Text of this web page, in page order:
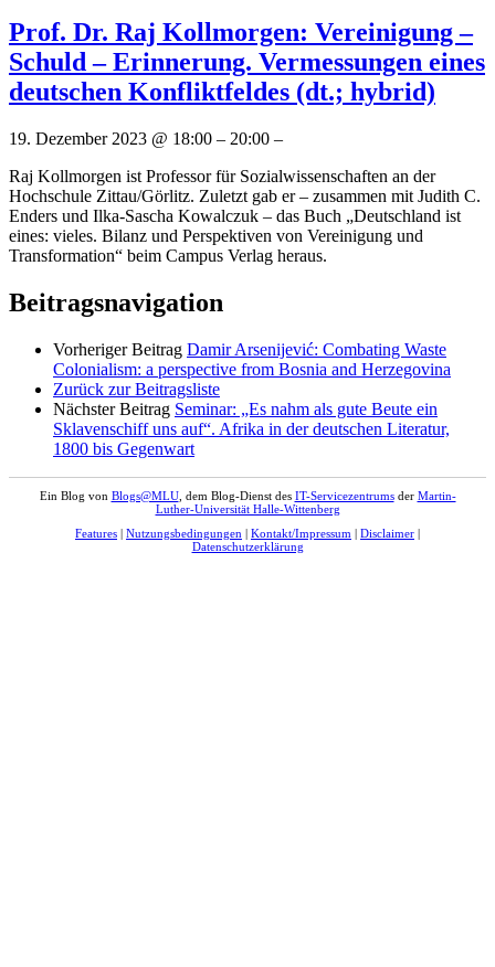
Prof. Dr. Raj Kollmorgen: Vereinigung –
Schuld – Erinnerung. Vermessungen eines
deutschen Konfliktfeldes (dt.; hybrid)
19. Dezember 2023 @ 18:00 – 20:00 –
Raj Kollmorgen ist Professor für Sozialwissenschaften an der
Hochschule Zittau/Görlitz. Zuletzt gab er – zusammen mit Judith C.
Enders und Ilka-Sascha Kowalczuk – das Buch „Deutschland ist
eines: vieles. Bilanz und Perspektiven von Vereinigung und
Transformation“ beim Campus Verlag heraus.
Beitragsnavigation
Vorheriger Beitrag Damir Arsenijević: Combating Waste
Colonialism: a perspective from Bosnia and Herzegovina
Zurück zur Beitragsliste
Nächster Beitrag Seminar: „Es nahm als gute Beute ein
Sklavenschiff uns auf“. Afrika in der deutschen Literatur,
1800 bis Gegenwart
Ein Blog von Blogs@MLU, dem Blog-Dienst des IT-Servicezentrumsder Martin-
Luther-Universität Halle-Wittenberg
Features | Nutzungsbedingungen | Kontakt/Impressum | Disclaimer |
Datenschutzerklärung